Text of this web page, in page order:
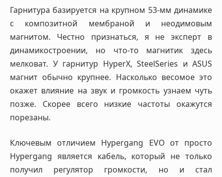
Гарнитура базируется на крупном 53-мм динамике
с композитной мембраной и неодимовым
магнитом. Честно признаться, я не эксперт в
динамикостроении, но что-то магнитик здесь
мелковат. У гарнитур HyperX, SteelSeries и ASUS
магнит обычно крупнее. Насколько весомое это
окажет влияние на звук и громкость узнаем чуть
позже. Скорее всего низкие частоты окажутся
порезаны.
Ключевым отличием Hypergang EVO от просто
Hypergang является кабель, который не только
получил регулятор громкости, но и стал